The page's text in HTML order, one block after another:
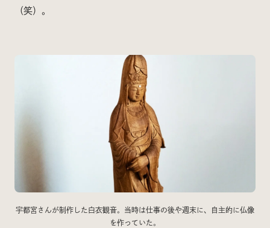
（笑）。
宇都宮さんが制作した白衣観音。当時は仕事の後や週末に、自主的に仏像
を作っていた。